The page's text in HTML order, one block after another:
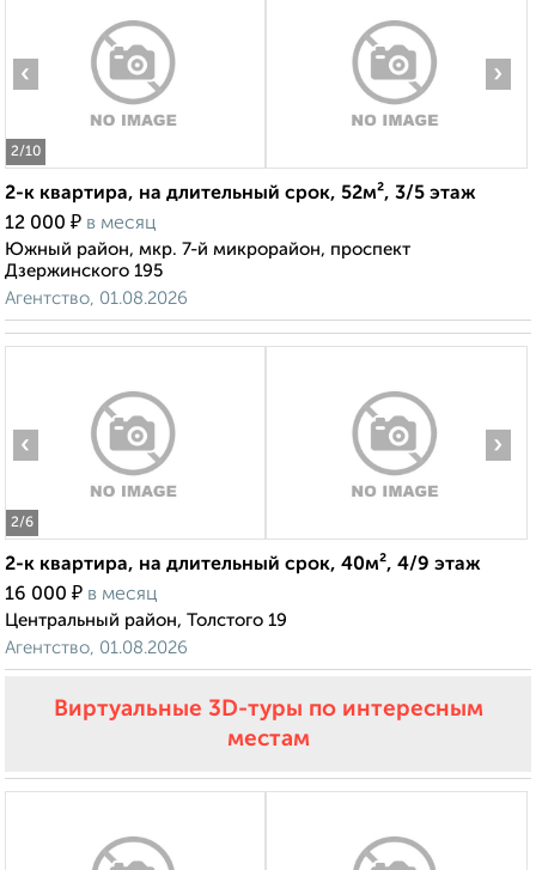
2/10
‹ ›
2-к квартира, на длительный срок, 52м², 3/5 этаж
12 000 ₽ в месяц
Южный район, мкр. 7-й микрорайон, проспект
Дзержинского 195
Агентство, 01.08.2026
2/6
‹ ›
2-к квартира, на длительный срок, 40м², 4/9 этаж
16 000 ₽ в месяц
Центральный район, Толстого 19
Агентство, 01.08.2026
Виртуальные 3D-туры по интересным
местам